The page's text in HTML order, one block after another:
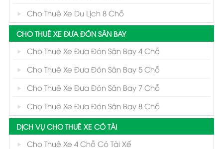
Cho Thuê Xe Du Lịch 8 Chỗ
CHO THUÊ XE ĐƯA ĐÓN SÂN BAY
Cho Thuê Xe Đưa Đón Sân Bay 4 Chỗ
Cho Thuê Xe Đưa Đón Sân Bay 5 Chỗ
Cho Thuê Xe Đưa Đón Sân Bay 7 Chỗ
Cho Thuê Xe Đưa Đón Sân Bay 8 Chỗ
DỊCH VỤ CHO THUÊ XE CÓ TÀI
Cho Thuê Xe 4 Chỗ Có Tài Xế